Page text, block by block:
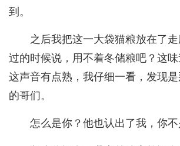
到。
之后我把这一大袋猫粮放在了
过的时候说，用不着冬储粮吧？这味
这声音有点熟，我仔细一看，发现
的哥们。
怎么是你？他也认出了我，你不